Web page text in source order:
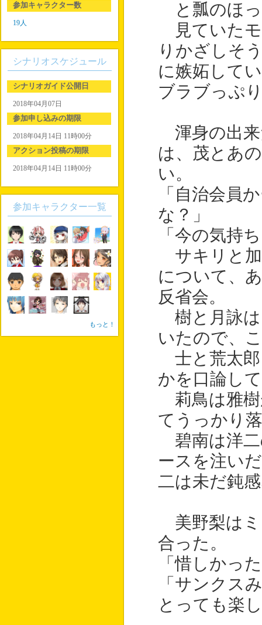
と瓢のほ
見ていたモ
りかざしそ
に嫉妬して
ブラブっぷ
渾身の出来
は、茂とあ
い。
「自治会員
な？」
「今の気持
サキリと加
について、
反省会。
樹と月詠は
いたので、
士と荒太郎
かを口論し
莉鳥は雅樹
てうっかり
碧南は洋二
ースを注い
二は未だ鈍
美野梨はミ
合った。
「惜しかっ
「サンクス
とっても楽
参加キャラクター数
19人
シナリオスケジュール
シナリオガイド公開日
2018年04月07日
参加申し込みの期限
2018年04月14日 11時00分
アクション投稿の期限
2018年04月14日 11時00分
参加キャラクター一覧
もっと！